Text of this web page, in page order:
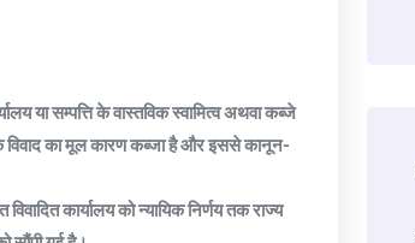
या सम्पत्ति के वास्तविक स्वामित्व अथवा कब्जे
विवाद का मूल कारण कब्जा है और इससे कानून-
कार्यालय को न्यायिक निर्णय तक राज्य